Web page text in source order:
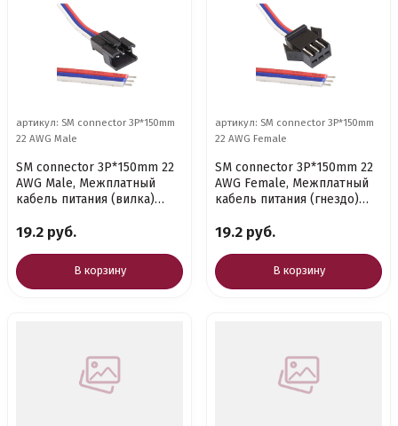
артикул: SM connector 3P*150mm
22 AWG Male
SM connector 3P*150mm 22
AWG Male, Межплатный
кабель питания (вилка)
3Pх150 мм,
19.2 руб.
В корзину
артикул: SM connector 3P*150mm
22 AWG Female
SM connector 3P*150mm 22
AWG Female, Межплатный
кабель питания (гнездо)
3Pх150
19.2 руб.
В корзину